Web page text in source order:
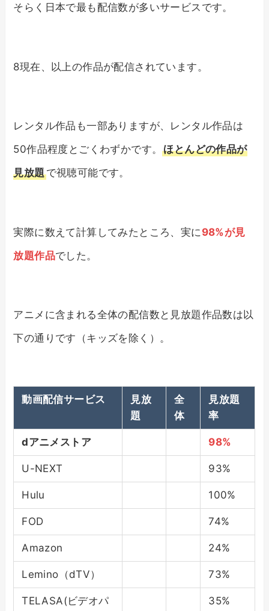
そらく日本で最も配信数が多いサービスです。
8現在、 以上の作品が配信されています。
レンタル作品も一部ありますが、レンタル作品は
50作品程度とごくわずかです。ほとんどの作品が
見放題で視聴可能です。
実際に数えて計算してみたところ、実に 98%が見
放題作品でした。
アニメに含まれる全体の配信数と見放題作品数は以
下の通りです（キッズを除く）。
動画配信サービス
見放
題
全
体
見放題
率
dアニメストア 98%
U-NEXT 93%
Hulu 100%
FOD 74%
Amazon 24%
Lemino（dTV） 73%
TELASA(ビデオパ
35%